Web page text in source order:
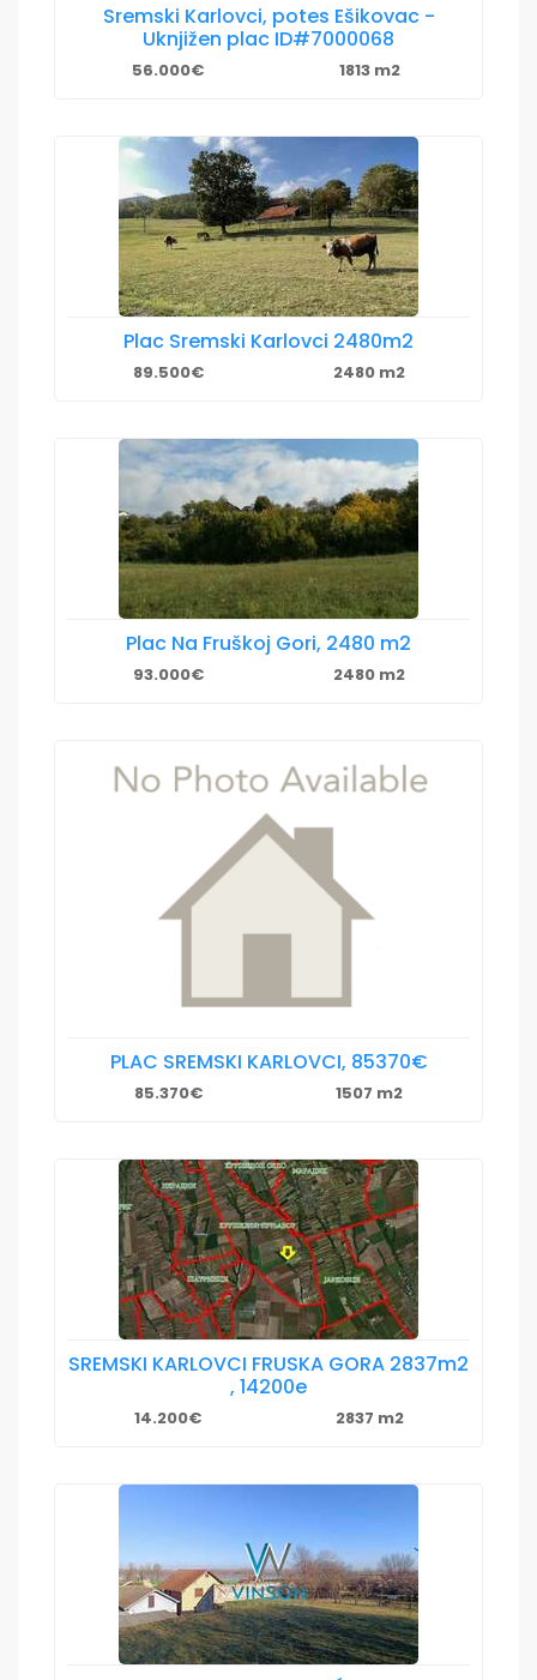
Sremski Karlovci, potes Ešikovac -
Uknjižen plac ID#7000068
56.000€ 1813 m2
Plac Sremski Karlovci 2480m2
89.500€ 2480 m2
Plac Na Fruškoj Gori, 2480 m2
93.000€ 2480 m2
PLAC SREMSKI KARLOVCI, 85370€
85.370€ 1507 m2
SREMSKI KARLOVCI FRUSKA GORA 2837m2
, 14200e
14.200€ 2837 m2